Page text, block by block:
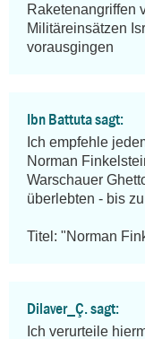
Raketenangriffen
Militäreinsätzen
vorausgingen
Ibn Battuta sagt:
Ich empfehle
Norman
Warschauer
überlebten - bis
Titel: "Norman
Dilaver_Ç. sagt:
Ich verurteile